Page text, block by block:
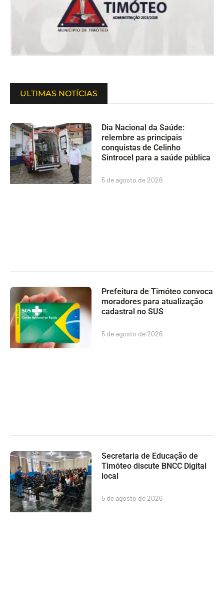
ULTIMAS NOTÍCIAS
Dia Nacional da Saúde:
relembre as principais
conquistas de Celinho
Sintrocel para a saúde pública
5 de agosto de 2026
Prefeitura de Timóteo convoca
moradores para atualização
cadastral no SUS
5 de agosto de 2026
Secretaria de Educação de
Timóteo discute BNCC Digital
local
5 de agosto de 2026